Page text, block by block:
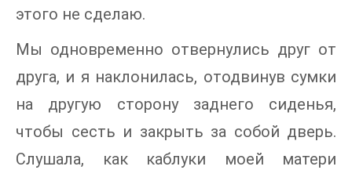
этого не сделаю.
Мы одновременно отвернулись друг от
друга, и я наклонилась, отодвинув сумки
на другую сторону заднего сиденья,
чтобы сесть и закрыть за собой дверь.
Слушала, как каблуки моей матери